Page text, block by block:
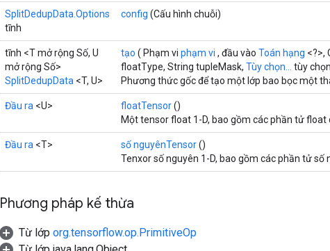
SplitDedupData.Options
tĩnh
config (Cấu hình chuỗi)
tĩnh <T mở rộng Số, U
mở rộng Số>
SplitDedupData <T, U>
tạo ( Phạm vi phạm vi , đầu vào Toán hạng <?>,
floatType, String tupleMask, Tùy chọn...
tùy
Phương thức gốc để tạo một lớp bao bọc một
Đầu ra <U> floatTensor()
Một tensor float 1-D, bao gồm các phần tử float
Đầu ra <T> số nguyênTensor()
Tenxor số nguyên 1-D, bao gồm các phần tử số
Phương pháp kế thừa
Từ lớp org.tensorflow.op.PrimitiveOp